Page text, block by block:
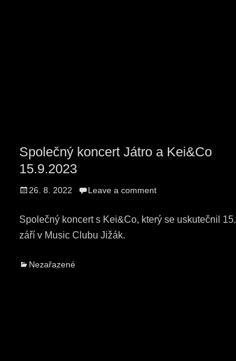
Společný koncert Játro a Kei&Co
15.9.2023
Posted
26. 8. 2022 Leave a comment
Společný koncert s Kei&Co, který se uskutečnil 15.
září v Music Clubu Jižák.
Categories
Nezařazené